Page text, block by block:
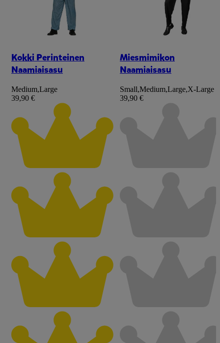
Kokki Perinteinen
Naamiaisasu
Medium,Large
39,90 €
Miesmimikon
Naamiaisasu
Small,Medium,Large,X-Large
39,90 €